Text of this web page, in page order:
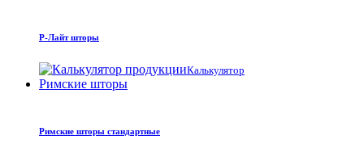
Р-Лайт шторы
Калькулятор
Римские шторы
Римские шторы стандартные